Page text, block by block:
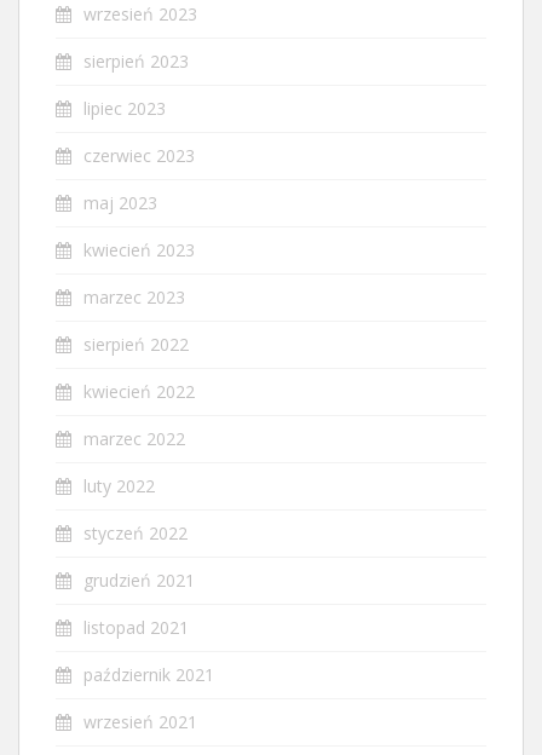
wrzesień 2023
sierpień 2023
lipiec 2023
czerwiec 2023
maj 2023
kwiecień 2023
marzec 2023
sierpień 2022
kwiecień 2022
marzec 2022
luty 2022
styczeń 2022
grudzień 2021
listopad 2021
październik 2021
wrzesień 2021